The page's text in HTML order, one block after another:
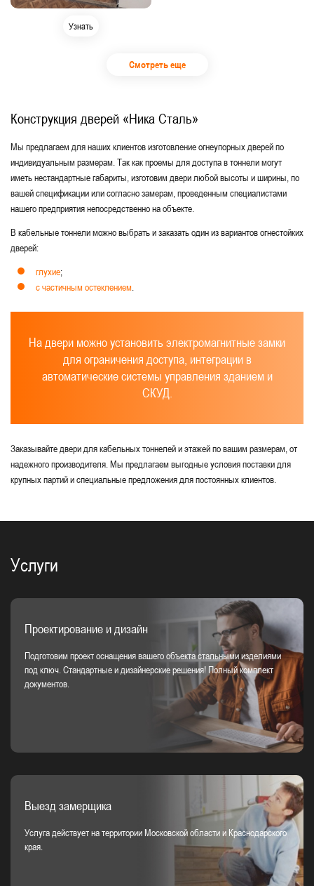
Узнать
Смотреть еще
Конструкция дверей «Ника Сталь»
Мы предлагаем для наших клиентов изготовление огнеупорных дверей по
индивидуальным размерам. Так как проемы для доступа в тоннели могут
иметь нестандартные габариты, изготовим двери любой высоты и ширины, по
вашей спецификации или согласно замерам, проведенным специалистами
нашего предприятия непосредственно на объекте.
В кабельные тоннели можно выбрать и заказать один из вариантов огнестойких
дверей:
глухие;
с частичным остеклением.
На двери можно установить электромагнитные замки
для ограничения доступа, интеграции в
автоматические системы управления зданием и
СКУД.
Заказывайте двери для кабельных тоннелей и этажей по вашим размерам, от
надежного производителя. Мы предлагаем выгодные условия поставки для
крупных партий и специальные предложения для постоянных клиентов.
Услуги
Проектирование и дизайн
Подготовим проект оснащения вашего объекта стальными изделиями
под ключ. Стандартные и дизайнерские решения! Полный комплект
документов.
Выезд замерщика
Услуга действует на территории Московской области и Краснодарского
края.